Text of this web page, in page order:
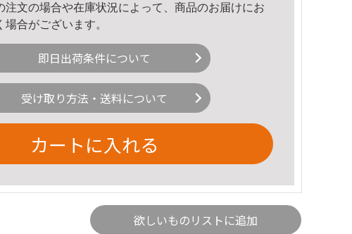
文の場合や在庫状況によって、商品のお届けにお
合がございます。
即日出荷条件について
受け取り方法・送料について
カートに入れる
欲しいものリストに追加